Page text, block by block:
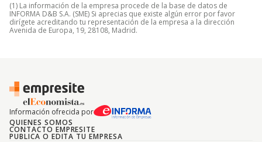
(1) La información de la empresa procede de la base de datos de
INFORMA D&B S.A. (SME) Si aprecias que existe algún error por favor
dirígete acreditando tu representación de la empresa a la dirección
Avenida de Europa, 19, 28108, Madrid.
Información ofrecida por
QUIENES SOMOS
CONTACTO EMPRESITE
PUBLICA O EDITA TU EMPRESA